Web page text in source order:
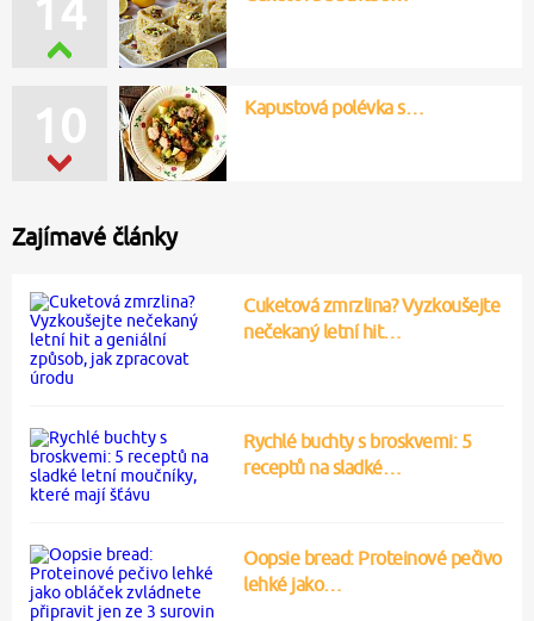
14
10 Kapustová polévka s…
Zajímavé články
Cuketová zmrzlina? Vyzkoušejte
nečekaný letní hit…
Rychlé buchty s broskvemi: 5
receptů na sladké…
Oopsie bread: Proteinové pečivo
lehké jako…